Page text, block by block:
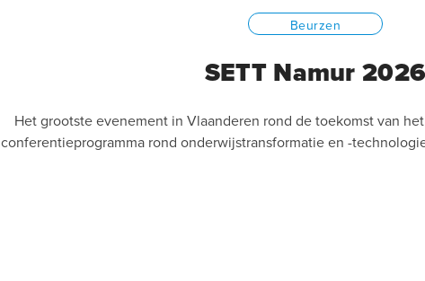
Beurzen
SETT Namur 2026
Het grootste evenement in Vlaanderen rond de toekomst van
conferentieprogramma rond onderwijstransformatie en -